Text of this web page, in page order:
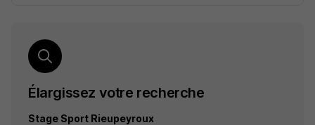
Élargissez votre recherche
Stage Sport Rieupeyroux